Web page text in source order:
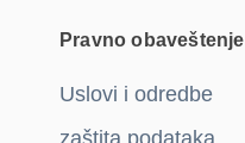
Pravno obaveštenje
Uslovi i odredbe
zaštita podataka